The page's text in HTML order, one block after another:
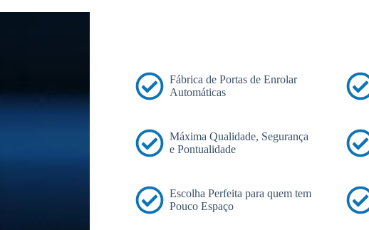
Fábrica de Portas de Enrolar
Automáticas
Máxima Qualidade, Segurança
e Pontualidade
Escolha Perfeita para quem tem
Pouco Espaço